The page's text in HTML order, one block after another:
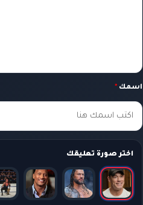
ك
اسمك *
اختر صورة تعليقك